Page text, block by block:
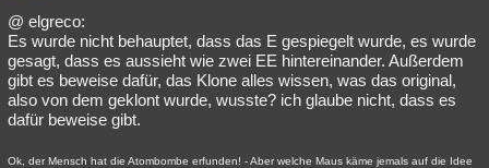
@ elgreco:
Es wurde nicht behauptet, dass das E gespiegelt wurde, es wurde
gesagt, dass es aussieht wie zwei EE hintereinander. Außerdem
gibt es beweise dafür, das Klone alles wissen, was das original,
also von dem geklont wurde, wusste? ich glaube nicht, dass es
dafür beweise gibt.
Ok, der Mensch hat die Atombombe erfunden! - Aber welche Maus käme jemals auf die Idee